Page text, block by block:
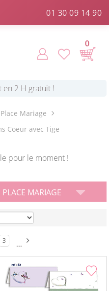
01 30 09 14 90
0
en 24h ! *
gratuit dès 89 € !
en 4X sans frais
Mariage
Coeur avec Tige
pour le moment !
MARIAGE
3 ...